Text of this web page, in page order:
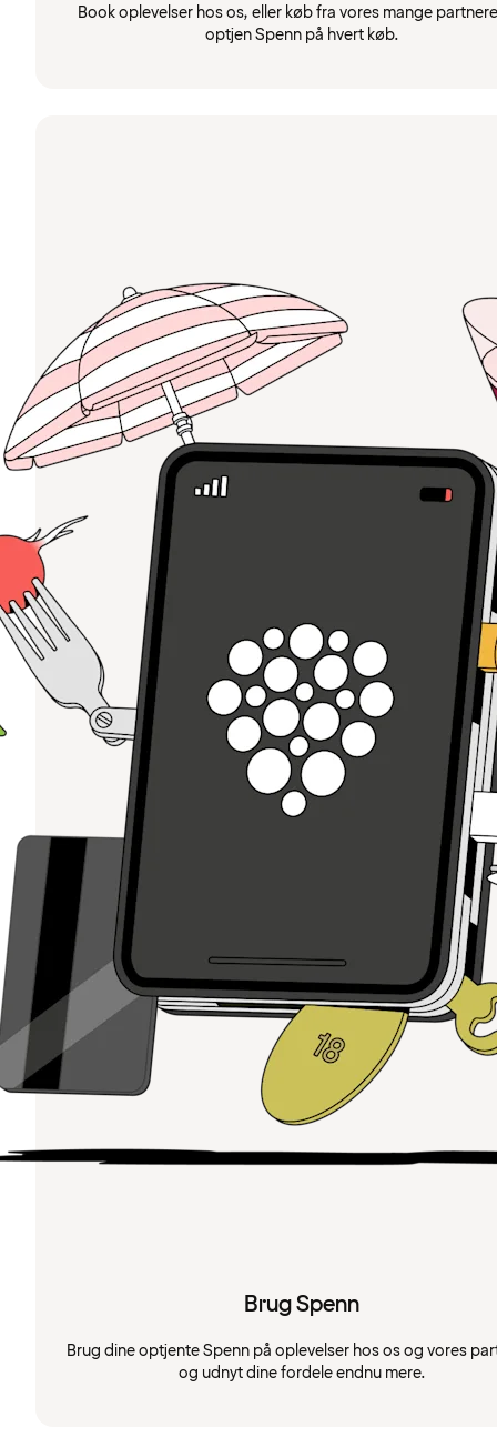
Book oplevelser hos os, eller køb fra vores mange
optjen Spenn på hvert køb.
Brug Spenn
Brug dine optjente Spenn på oplevelser hos os og vores
og udnyt dine fordele endnu mere.